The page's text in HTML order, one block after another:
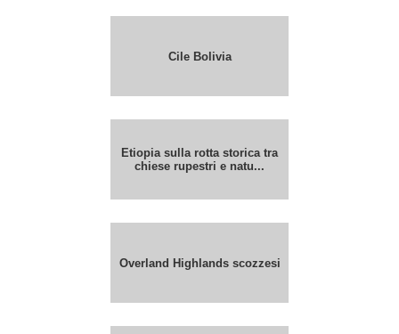
Cile Bolivia
Etiopia sulla rotta storica tra
chiese rupestri e natu...
Overland Highlands scozzesi